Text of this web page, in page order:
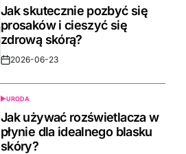
IN
Jak skutecznie pozbyć się
prosaków i cieszyć się
zdrową skórą?
Post2026-06-23
POSTED
IN
URODA
Jak używać rozświetlacza w
płynie dla idealnego blasku
skóry?